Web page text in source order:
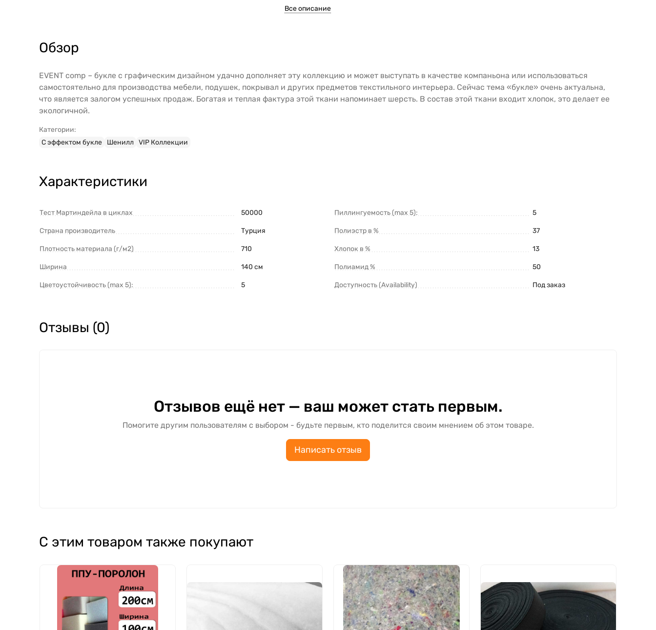
Все описание
Обзор
EVENT comp – букле с графическим дизайном удачно дополняет эту коллекцию и может выступать в качестве компаньона или использоваться
самостоятельно для производства мебели, подушек, покрывал и других предметов текстильного интерьера. Сейчас тема «букле» очень актуальна,
что является залогом успешных продаж. Богатая и теплая фактура этой ткани напоминает шерсть. В состав этой ткани входит хлопок, это делает ее
экологичной.
Категории:
С эффектом букле
Шенилл VIP Коллекции
Характеристики
Тест Мартиндейла в циклах 50000
Страна производитель Турция
Плотность материала (г/м2) 710
Ширина 140 см
Цветоустойчивость (max 5): 5
Пиллингуемость (max 5): 5
Полиэстр в % 37
Хлопок в % 13
Полиамид % 50
Доступность (Availability) Под заказ
Отзывы (0)
Отзывов ещё нет — ваш может стать первым.
Помогите другим пользователям с выбором - будьте первым, кто поделится своим мнением об этом товаре.
Написать отзыв
С этим товаром также покупают